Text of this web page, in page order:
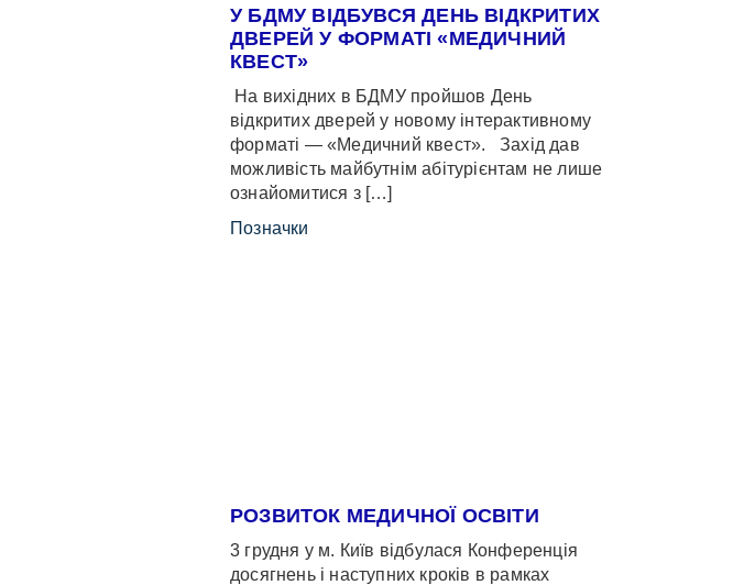
У БДМУ ВІДБУВСЯ ДЕНЬ ВІДКРИТИХ
ДВЕРЕЙ У ФОРМАТІ «МЕДИЧНИЙ
КВЕСТ»
На вихідних в БДМУ пройшов День
відкритих дверей у новому інтерактивному
форматі — «Медичний квест». Захід дав
можливість майбутнім абітурієнтам не лише
ознайомитися з […]
Позначки
РОЗВИТОК МЕДИЧНОЇ ОСВІТИ
3 грудня у м. Київ відбулася Конференція
досягнень і наступних кроків в рамках